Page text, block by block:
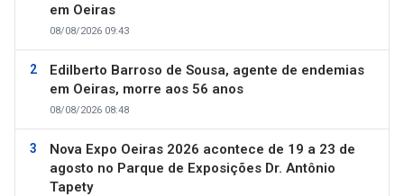
em Oeiras
08/08/2026 09:43
Edilberto Barroso de Sousa, agente de endemias
em Oeiras, morre aos 56 anos
08/08/2026 08:48
Nova Expo Oeiras 2026 acontece de 19 a 23 de
agosto no Parque de Exposições Dr. Antônio
Tapety